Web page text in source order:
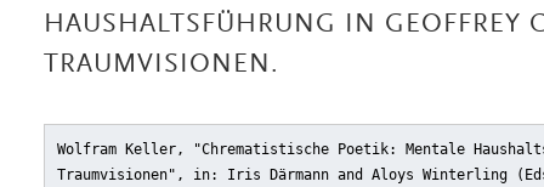
HAUSHALTSFÜHRUNG IN GEOFFREY
TRAUMVISIONEN.
Wolfram Keller, "Chrematistische Poetik: Mentale
Traumvisionen" , in: Iris Därmann and Aloys Winterling